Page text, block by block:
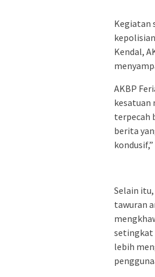
Kegiatan
Kendal,
AKBP
kesatuan
terpecah
berita
Selain
tawuran
setingkat
lebih